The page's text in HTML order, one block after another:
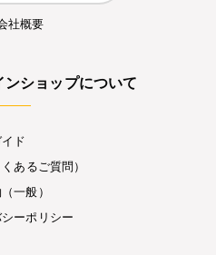
社概要
ショップについて
ド
あるご質問）
一般）
ーポリシー